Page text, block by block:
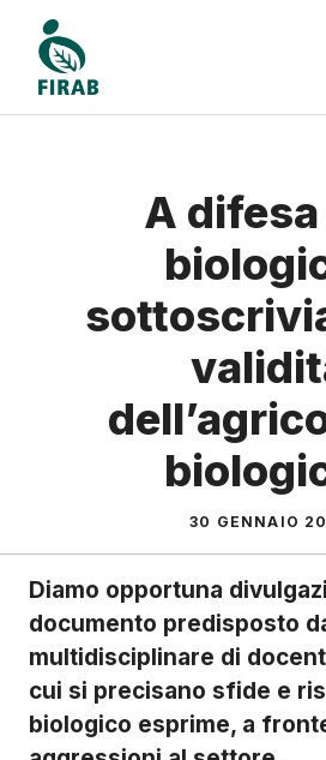
contenuto
A
30 GENNAIO
Diamo opportuna
documento predisposto
multidisciplinare di
cui si precisano sfide e
biologico esprime, a